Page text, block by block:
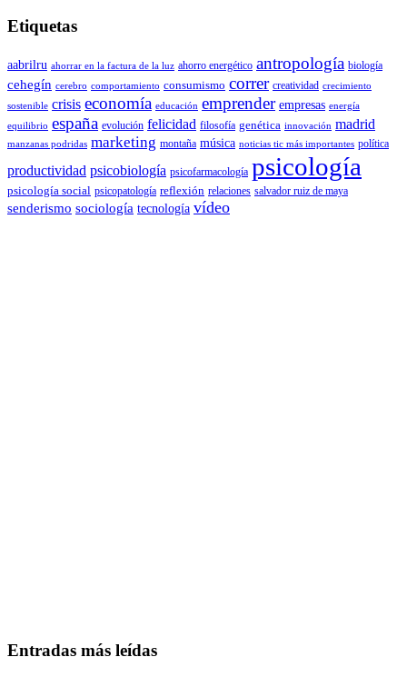
Etiquetas
aabrilru ahorrar en la factura de la luz ahorro energético antropología biología
cehegín cerebro comportamiento consumismo correr creatividad crecimiento
sostenible crisis economía educación emprender empresas energía
equilibrio españa evolución felicidad filosofía genética innovación madrid
manzanas podridas marketing montaña música noticias tic más importantes política
productividad psicobiología psicofarmacología psicología
psicología social psicopatología reflexión relaciones salvador ruiz de maya
senderismo sociología tecnología vídeo
Entradas más leídas